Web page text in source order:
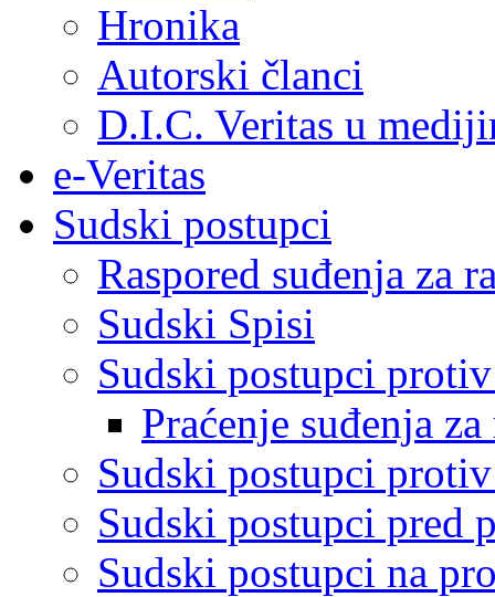
Hronika
Autorski članci
D.I.C. Veritas u
e-Veritas
Sudski postupci
Raspored suđenja za
Sudski Spisi
Sudski postupci
Praćenje suđenja
Sudski postupci
Sudski postupci pred
Sudski postupci na